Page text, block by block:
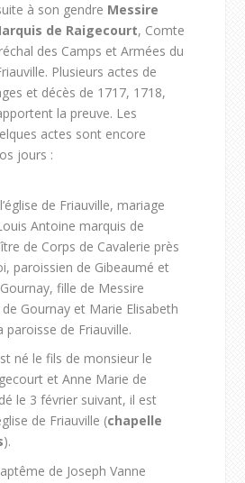
à son gendre Messire
de Raigecourt, Comte
des Camps et Armées du
Plusieurs actes de
et décès de 1717, 1718,
la preuve. Les
actes sont encore
jours :
de Friauville, mariage
Antoine marquis de
de Corps de Cavalerie près
paroissien de Gibeaumé et
fille de Messire
Gournay et Marie Elisabeth
paroisse de Friauville.
né le fils de monsieur le
et Anne Marie de
le 3 février suivant, il est
de Friauville (chapelle
).
de Joseph Vanne